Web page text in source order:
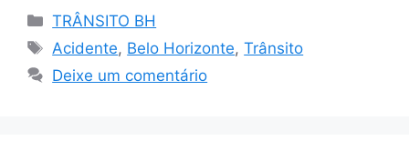
Categorias
TRÂNSITO BH
Tags
Acidente, Belo Horizonte,Trânsito
Deixe um comentário